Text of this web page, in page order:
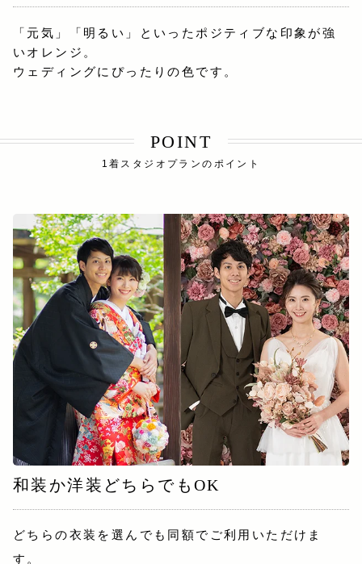
「元気」「明るい」といったポジティブな印象が強
いオレンジ。
ウェディングにぴったりの色です。
POINT
1着スタジオプランのポイント
和装か洋装どちらでもOK
どちらの衣装を選んでも同額でご利用いただけま
す。